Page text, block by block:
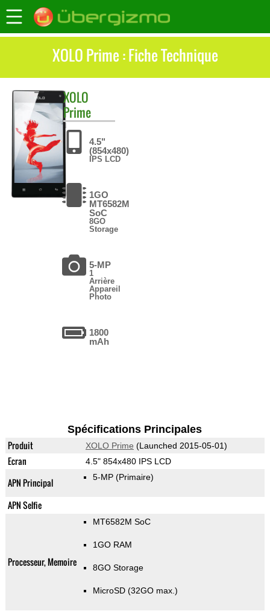
XOLO Prime : Fiche Technique
XOLO
Prime
4.5"
(854x480)
IPS LCD
1GO
MT6582M
SoC
8GO
Storage
5-MP
1
Arrière
Appareil
Photo
1800
mAh
Spécifications Principales
Produit XOLO Prime (Launched 2015-05-01)
Ecran 4.5" 854x480 IPS LCD
APN Principal 5-MP (Primaire)
APN Selfie
Processeur, Memoire
MT6582M SoC
1GO RAM
8GO Storage
MicroSD (32GO max.)